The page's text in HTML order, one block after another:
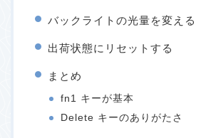
バックライトの光量を変える
出荷状態にリセットする
まとめ
fn1 キーが基本
Delete キーのありがたさ